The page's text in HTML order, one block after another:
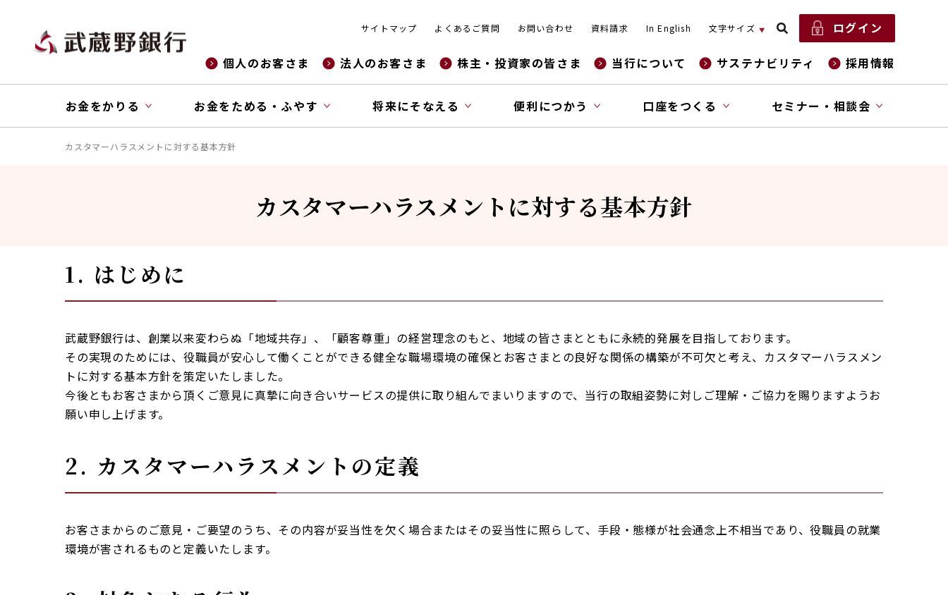
サイトマップ よくあるご質問 お問い合わせ 資料請求 In English 文字サイズ ログイン
個人のお客さま 法人のお客さま 株主・投資家の皆さま 当行について サステナビリティ 採用情報
お金をかりる お金をためる・ふやす 将来にそなえる 便利につかう 口座をつくる セミナー・相談会
カスタマーハラスメントに対する基本方針
カスタマーハラスメント に対する基本方針
1. はじめに
武蔵野銀行は、創業以来変わらぬ「地域共存」、「顧客尊重」の経営理念のもと、地域の皆さまとともに永続的発展を目指しております。
その実現のためには、役職員が安心して働くことができる健全な職場環境の確保とお客さまとの良好な関係の構築が不可欠と考え、カスタマーハラスメン
トに対する基本方針を策定いたしました。
今後ともお客さまから頂くご意見に真摯に向き合いサービスの提供に取り組んでまいりますので、当行の取組姿勢に対しご理解・ご協力を賜りますようお
願い申し上げます。
2. カスタマーハラスメントの定義
お客さまからのご意見・ご要望のうち、その内容が妥当性を欠く場合またはその妥当性に照らして、手段・態様が社会通念上不相当であり、役職員の就業
環境が害されるものと定義いたします。